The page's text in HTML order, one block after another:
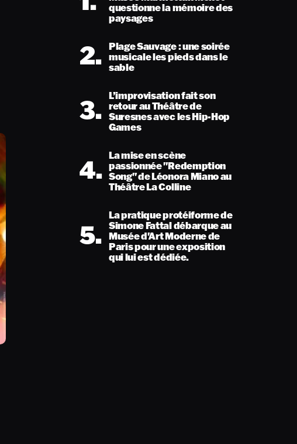
questionne la mémoire des
paysages
2. Plage Sauvage : une soirée
musicale les pieds dans le
sable
3. L’improvisation fait son
retour au Théâtre de
Suresnes avec les Hip-Hop
Games
4. La mise en scène
passionnée "Redemption
Song" de Léonora Miano au
Théâtre La Colline
5.
La pratique protéiforme de
Simone Fattal débarque au
Musée d'Art Moderne de
Paris pour une exposition
qui lui est dédiée.